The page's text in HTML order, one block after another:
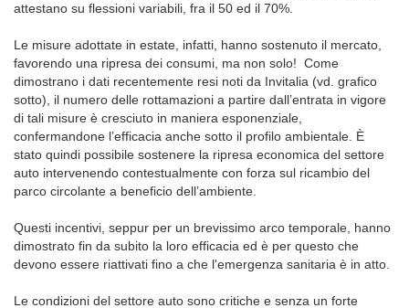
attestano su flessioni variabili, fra il 50 ed il 70%.
Le misure adottate in estate, infatti, hanno sostenuto il mercato,
favorendo una ripresa dei consumi, ma non solo! Come
dimostrano i dati recentemente resi noti da Invitalia (vd. grafico
sotto), il numero delle rottamazioni a partire dall’entrata in vigore
di tali misure è cresciuto in maniera esponenziale,
confermandone l’efficacia anche sotto il profilo ambientale. È
stato quindi possibile sostenere la ripresa economica del settore
auto intervenendo contestualmente con forza sul ricambio del
parco circolante a beneficio dell’ambiente.
Questi incentivi, seppur per un brevissimo arco temporale, hanno
dimostrato fin da subito la loro efficacia ed è per questo che
devono essere riattivati fino a che l'emergenza sanitaria è in atto.
Le condizioni del settore auto sono critiche e senza un forte